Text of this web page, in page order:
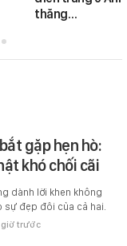
thăng…
gặp hẹn hò:
khó chối cãi
dành lời khen không
sự đẹp đôi của cả hai.
giờ trước